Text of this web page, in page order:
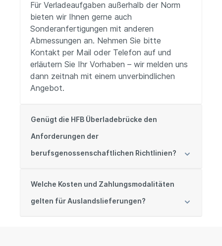
Für Verladeaufgaben außerhalb der Norm
bieten wir Ihnen gerne auch
Sonderanfertigungen mit anderen
Abmessungen an. Nehmen Sie bitte
Kontakt per Mail oder Telefon auf und
erläutern Sie Ihr Vorhaben – wir melden uns
dann zeitnah mit einem unverbindlichen
Angebot.
Genügt die HFB Überladebrücke den
Anforderungen der
berufsgenossenschaftlichen Richtlinien?
Welche Kosten und Zahlungsmodalitäten
gelten für Auslandslieferungen?